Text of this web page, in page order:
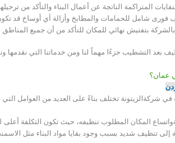
المتراكمة الناتجة عن أعمال البناء والتأكد من
فورى شامل للحمامات والمطابخ وأزالة أي أوساخ قد
بتفتيش نهائي للمكان للتأكد من أن جميع المناطق
بعد التشطيب جزءًا مهماً لنا ومن خدماتنا التي نقدمها
عمان؟
تختلف بناءً على العديد من العوامل التي
المكان المطلوب تنظيفه، حيث تكون التكلفة أعلى
إلى تنظيف شديد بسبب وجود بقايا مواد البناء مثل